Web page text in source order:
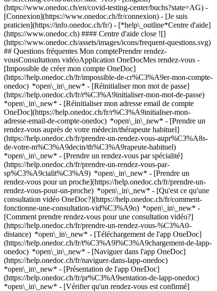
(https://www.onedoc.ch/en/covid-testing-center/buchs?state=AG) -
[Connexion](https://www.onedoc.ch/fr/connexion) - [Je suis
praticien](https://info.onedoc.ch/fr/) - [*help\_outline*Centre d'aide]
(https://www.onedoc.ch) #### Centre d'aide close ![]
(https://www.onedoc.ch/assets/images/icons/frequent-questions.svg)
## Questions fréquentes Mon comptePrendre rendez-
vousConsultations vidéoApplication OneDocMes rendez-vous -
[Impossible de créer mon compte OneDoc]
(https://help.onedoc.ch/fr/impossible-de-cr%C3%A9er-mon-compte-
onedoc) *open\_in\_new* - [Réinitialiser mon mot de passe]
(https://help.onedoc.ch/fr/r%C3%A9initialiser-mon-mot-de-passe)
*open\_in\_new* - [Réinitialiser mon adresse email de compte
OneDoc](https://help.onedoc.ch/fr/r%C3%A9initialiser-mon-
adresse-email-de-compte-onedoc) *open\_in\_new* - [Prendre un
rendez-vous auprès de votre médecin/thérapeute habituel]
(https://help.onedoc.ch/fr/prendre-un-rendez-vous-aupr%C3%A8s-
de-votre-m%C3%A9decin/th%C3%A9rapeute-habituel)
*open\_in\_new* - [Prendre un rendez-vous par spécialité]
(https://help.onedoc.ch/fr/prendre-un-rendez-vous-par-
sp%C3%A9cialit%C3%A9) *open\_in\_new* - [Prendre un
rendez-vous pour un proche](https://help.onedoc.ch/fr/prendre-un-
rendez-vous-pour-un-proche) *open\_in\_new* - [Qu'est ce qu'une
consultation vidéo OneDoc?](https://help.onedoc.ch/fr/comment-
fonctionne-une-consultation-vid%C3%A9o) *open\_in\_new* -
[Comment prendre rendez-vous pour une consultation vidéo?]
(https://help.onedoc.ch/fr/prendre-un-rendez-vous-%C3%A0-
distance) *open\_in\_new* - [Téléchargement de l'app OneDoc]
(https://help.onedoc.ch/fr/t%C3%A9l%C3%A9chargement-de-lapp-
onedoc) *open\_in\_new* - [Naviguer dans l'app OneDoc]
(https://help.onedoc.ch/fr/naviguer-dans-lapp-onedoc)
*open\_in\_new* - [Présentation de l'app OneDoc]
(https://help.onedoc.ch/fr/pr%C3%A9sentation-de-lapp-onedoc)
*open\_in\_new* - [Vérifier qu'un rendez-vous est confirmé](https://help.onedoc.ch/fr/v%C3%A9rifier-quun-rendez-vous-est-confirm%C3%A9) *open\_in\_new* - [Annuler un rendez-vous pris en ligne sur OneDoc](https://help.onedoc.ch/fr/annuler-un-rendez-vous-pris-en-ligne-sur-onedoc) *open\_in\_new* - [Je ne reçois pas de confirmation de rendez-vous](https://help.onedoc.ch/fr/je-ne-re%C3%A7ois-pas-de-confirmation-de-rendez-vous) *open\_in\_new* [Voir tous nos articles *open\_in\_new*](https://help.onedoc.ch/fr/) close ## Modifier votre recherche ![Maison avec un signe plus annonçant qu’une consultation peut être effectuée sur place](https://www.onedoc.ch/assets/images/icons/on-site.svg) Sur place ![Caméra avec un symbole lecture annonçant qu’une consultation peut être effectuée à distance en vidéo](https://www.onedoc.ch/assets/images/icons/remote.svg) À distance Rechercher #### Spécialités #### Praticiens #### Établissements edit Centre de dépistage COVID-19 à Buchs AG tune Filtrer par Nouveaux patients*keyboard\_arrow\_down* - Acceptés*check\_circle* Sexe*keyboard\_arrow\_down* - Femme*check\_circle* - Homme*check\_circle* Disponibilité*keyboard\_arrow\_down* - Disponible aujourdhui*check\_circle* - Dans les 3 prochains jours*check\_circle* - Dans les 7 prochains jours*check\_circle* - Dans les 14 prochains jours*check\_circle* #### Aucun centre de dépistage COVID-19 correspondant à ces critères ne peut être réservé en ligne dans cette zone pour le moment. Parlez de OneDoc à votre centre de dépistage COVID-19 pour que vous puissiez prendre rendez-vous en ligne la prochaine fois! #### Vous êtes un professionnel de santé et vous n'apparaissez pas dans cette recherche? Contactez-nous pour obtenir le référencement de votre cabinet. [Ajouter votre cabinet](https://info.onedoc.ch/fr/) 1. [OneDoc](https://www.onedoc.ch/fr/)/ 2. [Centre de dépistage COVID-19](https://www.onedoc.ch/fr/centre-de-depistage-covid)/ 3. [Canton d'Argovie](https://www.onedoc.ch/fr/centre-de-depistage-covid/canton-d-argovie)/ 4. Buchs AG ### Téléchargez l'app OneDoc Prenez rendez-vous en ligne chez un médecin, un dentiste ou un thérapeute proche de vous en Suisse. L'application OneDoc vous permet de gérer tous vos rendez-vous médicaux depuis votre natel, n'importe où et n'importe quand. ![Code QR redirigeant vers l’App Store ou Google Play pour télécharger l’app OneDoc Patients](https://www.onedoc.ch/assets/images/download-app-qr.jpeg) Scannez le QR code pour télécharger l’application [![Téléchargez notre application sur l'App Store!](https://www.onedoc.ch/assets/images/app-store-badge-fr.svg)](https://apps.apple.com/ch/app/onedoc/id1592376413?l=fr)[![Téléchargez notre application sur le Google Play Store!](https://www.onedoc.ch/assets/images/google-play-badge-fr.png)](https://play.google.com/store/apps/details?id=ch.onedoc.patient&hl=fr-CH) *keyboard\_arrow\_right* ## Affiner par expertise [Presbytie à Buchs AG](https://www.onedoc.ch/fr/presbytie/buchs?state=AG)[Dépistage du diabète à Buchs AG](https://www.onedoc.ch/fr/depistage-du-diabete/buchs?state=AG)[Lentilles de contact à Buchs AG](https://www.onedoc.ch/fr/lentilles-de-contact/buchs?state=AG)[Vaccination encéphalite à tiques (FSME) à Buchs AG](https://www.onedoc.ch/fr/vaccination-encephalite-a-tiques-fsme/buchs?state=AG)[Vaccination tétanos - diphtérie - coqueluche (DTP) à Buchs AG](https://www.onedoc.ch/fr/vaccination-tetanos-diphterie-coqueluche-dtp/buchs?state=AG)[Lunettes à Buchs AG](https://www.onedoc.ch/fr/lunettes/buchs?state=AG)[Vaccination grippe à Buchs AG](https://www.onedoc.ch/fr/vaccination-grippe/buchs?state=AG)[Allergie | AllergoTest | Bilan allergologique à Buchs AG](https://www.onedoc.ch/fr/allergie-allergotest-bilan-allergologique/buchs?state=AG)[Troubles de l’érection | Impuissance à Buchs AG](https://www.onedoc.ch/fr/troubles-de-l-erection-impuissance/buchs?state=AG)[Myopie à Buchs AG](https://www.onedoc.ch/fr/myopie/buchs?state=AG)[Verres correcteurs à Buchs AG](https://www.onedoc.ch/fr/verres-correcteurs/buchs?state=AG)[Verres progressifs à Buchs AG](https://www.onedoc.ch/fr/verres-progressifs/buchs?state=AG)[Taping à Buchs AG](https://www.onedoc.ch/fr/taping/buchs?state=AG)[Test de la vue pour permis de conduire à Buchs AG](https://www.onedoc.ch/fr/test-de-la-vue-pour-permis-de-conduire/buchs?state=AG)[Examen de la vue à Buchs AG](https://www.onedoc.ch/fr/examen-de-la-vue/buchs?state=AG)[Prévention cardio-vasculaire | CardioCheck | CardioTest à Buchs AG](https://www.onedoc.ch/fr/prevention-cardio-vasculaire-cardiocheck-cardiotest/buchs?state=AG) *keyboard\_arrow\_right* ## Recherches associées [Centre de dépistage COVID-19 à Zurich](https://www.onedoc.ch/fr/centre-de-depistage-covid/zurich)[Centre de dépistage COVID-19 à Bâle](https://www.onedoc.ch/fr/centre-de-depistage-covid/bale)[Centre de dépistage COVID-19 à Rümlang](https://www.onedoc.ch/fr/centre-de-depistage-covid/rumlang) *keyboard\_arrow\_right* ## Recherches fréquentes [Centre de vaccination à Buchs AG](https://www.onedoc.ch/fr/centre-de-vaccination/buchs?state=AG)[Prestations de santé en pharmacie à Buchs AG](https://www.onedoc.ch/fr/prestations-de-sante-en-pharmacie/buchs?state=AG)[Opticien à Buchs AG](https://www.onedoc.ch/fr/opticien/buchs?state=AG) *keyboard\_arrow\_right* ## Annuaire des professionnels de santé suisses [Centres de dépistage COVID-19 par ville](https://www.onedoc.ch/fr/centre-de-depistage-covid/villes) [Liste des praticiens](https://www.onedoc.ch/fr/annuaire) [A](https://www.onedoc.ch/fr/annuaire/A) [B](https://www.onedoc.ch/fr/annuaire/B) [C](https://www.onedoc.ch/fr/annuaire/C) [D](https://www.onedoc.ch/fr/annuaire/D) [E](https://www.onedoc.ch/fr/annuaire/E) [F](https://www.onedoc.ch/fr/annuaire/F) [G](https://www.onedoc.ch/fr/annuaire/G) [H](https://www.onedoc.ch/fr/annuaire/H) [I](https://www.onedoc.ch/fr/annuaire/I) [J](https://www.onedoc.ch/fr/annuaire/J) [K](https://www.onedoc.ch/fr/annuaire/K) [L](https://www.onedoc.ch/fr/annuaire/L) [M](https://www.onedoc.ch/fr/annuaire/M) [N](https://www.onedoc.ch/fr/annuaire/N) [O](https://www.onedoc.ch/fr/annuaire/O) [P](https://www.onedoc.ch/fr/annuaire/P) [Q](https://www.onedoc.ch/fr/annuaire/Q) [R](https://www.onedoc.ch/fr/annuaire/R) [S](https://www.onedoc.ch/fr/annuaire/S) [T](https://www.onedoc.ch/fr/annuaire/T) [U](https://www.onedoc.ch/fr/annuaire/U) [V](https://www.onedoc.ch/fr/annuaire/V) [W](https://www.onedoc.ch/fr/annuaire/W) [X](https://www.onedoc.ch/fr/annuaire/X) [Y](https://www.onedoc.ch/fr/annuaire/Y) [Z](https://www.onedoc.ch/fr/annuaire/Z) ## OneDoc [Pour les professionnels de santé](https://info.onedoc.ch/fr/) [À propos de nous](https://info.onedoc.ch/fr/raison-d-etre/) [Presse](https://info.onedoc.ch/fr/presse/) [Carrières](https://career.onedoc.ch/fr) [Centre de confidentialité](https://privacy.onedoc.ch/fr/) [Gestion des cookies](javascript:Didomi.preferences.show%28%29) [Centre d'aide](https://help.onedoc.ch/fr/) ## Langues [Deutsch](https://www.onedoc.ch/de/covid-test-zentrum/buchs?state=AG) [Français](https://www.onedoc.ch/fr/centre-de-depistage-covid/buchs?state=AG) [Italiano](https://www.onedoc.ch/it/centro-di-screening-covid/buchs?state=AG) [English](https://www.onedoc.ch/en/covid-testing-center/buchs?state=AG) ## Affiner par expertise [Presbytie à Buchs AG](https://www.onedoc.ch/fr/presbytie/buchs?state=AG) [Dépistage du diabète à Buchs AG](https://www.onedoc.ch/fr/depistage-du-diabete/buchs?state=AG) [Lentilles de contact à Buchs AG](https://www.onedoc.ch/fr/lentilles-de-contact/buchs?state=AG) [Vaccination encéphalite à tiques (FSME) à Buchs AG](https://www.onedoc.ch/fr/vaccination-encephalite-a-tiques-fsme/buchs?state=AG) [Vaccination tétanos - diphtérie - coqueluche (DTP) à Buchs AG](https://www.onedoc.ch/fr/vaccination-tetanos-diphterie-coqueluche-dtp/buchs?state=AG) [Lunettes à Buchs AG](https://www.onedoc.ch/fr/lunettes/buchs?state=AG) [Vaccination grippe à Buchs AG](https://www.onedoc.ch/fr/vaccination-grippe/buchs?state=AG) [Allergie | AllergoTest | Bilan allergologique à Buchs AG](https://www.onedoc.ch/fr/allergie-allergotest-bilan-allergologique/buchs?state=AG) [Troubles de l’érection | Impuissance à Buchs AG](https://www.onedoc.ch/fr/troubles-de-l-erection-impuissance/buchs?state=AG) [Myopie à Buchs AG](https://www.onedoc.ch/fr/myopie/buchs?state=AG) [Verres correcteurs à Buchs AG](https://www.onedoc.ch/fr/verres-correcteurs/buchs?state=AG) [Verres progressifs à Buchs AG](https://www.onedoc.ch/fr/verres-progressifs/buchs?state=AG) [Taping à Buchs AG](https://www.onedoc.ch/fr/taping/buchs?state=AG) [Test de la vue pour permis de conduire à Buchs AG](https://www.onedoc.ch/fr/test-de-la-vue-pour-permis-de-conduire/buchs?state=AG) [Examen de la vue à Buchs AG](https://www.onedoc.ch/fr/examen-de-la-vue/buchs?state=AG) [Prévention cardio-vasculaire | CardioCheck | CardioTest à Buchs AG](https://www.onedoc.ch/fr/prevention-cardio-vasculaire-cardiocheck-cardiotest/buchs?state=AG) ## Recherches associées [Centre de dépistage COVID-19 à Zurich](https://www.onedoc.ch/fr/centre-de-depistage-covid/zurich) [Centre de dépistage COVID-19 à Bâle](https://www.onedoc.ch/fr/centre-de-depistage-covid/bale) [Centre de dépistage COVID-19 à Rümlang](https://www.onedoc.ch/fr/centre-de-depistage-covid/rumlang) ## Recherches fréquentes [Centre de vaccination à Buchs AG](https://www.onedoc.ch/fr/centre-de-vaccination/buchs?state=AG) [Prestations de santé en pharmacie à Buchs AG](https://www.onedoc.ch/fr/prestations-de-sante-en-pharmacie/buchs?state=AG) [Opticien à Buchs AG](https://www.onedoc.ch/fr/opticien/buchs?state=AG) [![Icône Facebook](https://www.onedoc.ch/assets/images/icons/facebook.svg)](https://facebook.com/onedoc.ch/)[![Icône LinkedIn](https://www.onedoc.ch/assets/images/icons/linkedin.svg)](https://linkedin.com/company/onedoc.ch/)[![Icône Instagram](https://www.onedoc.ch/assets/images/icons/instagram.svg)](https://www.